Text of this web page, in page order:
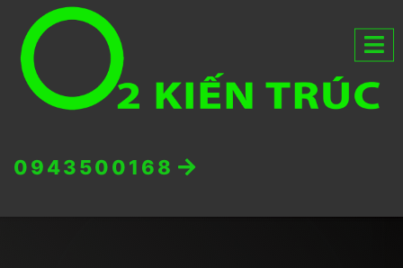
0943500168